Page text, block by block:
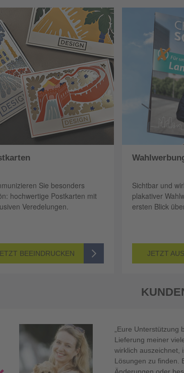
Sie besonders
hochwertige Postkarten mit
Veredelungen.
BEEINDRUCKEN
Sichtbar und
plakativer
ersten Blick
JETZT
„Große Vielfalt,
kalkulierbare Preise
Andreas Hutter /